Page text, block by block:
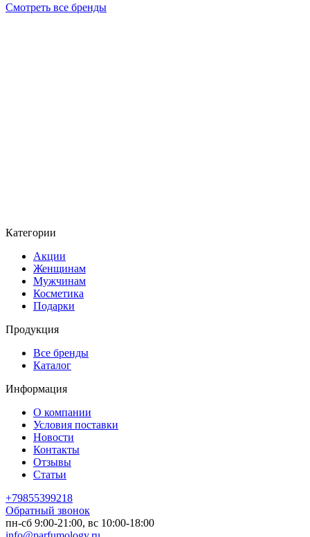
Смотреть все бренды
Категории
Акции
Женщинам
Мужчинам
Косметика
Подарки
Продукция
Все бренды
Каталог
Информация
О компании
Условия поставки
Новости
Контакты
Отзывы
Статьи
+79855399218
Обратный звонок
пн-сб 9:00-21:00, вс 10:00-18:00